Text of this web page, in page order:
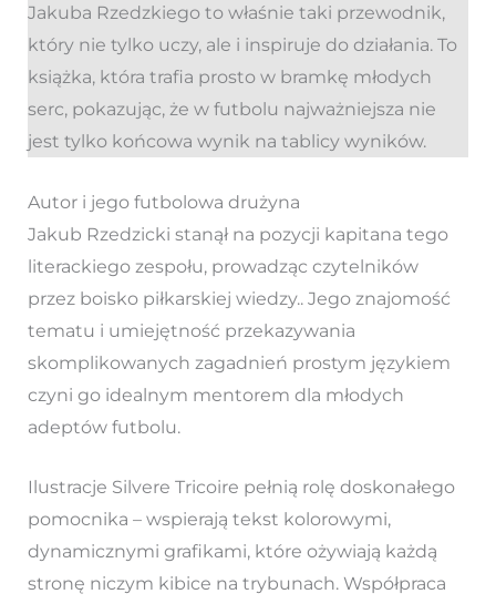
Jakuba Rzedzkiego to właśnie taki przewodnik,
który nie tylko uczy, ale i inspiruje do działania. To
książka, która trafia prosto w bramkę młodych
serc, pokazując, że w futbolu najważniejsza nie
jest tylko końcowa wynik na tablicy wyników.
Autor i jego futbolowa drużyna
Jakub Rzedzicki stanął na pozycji kapitana tego
literackiego zespołu, prowadząc czytelników
przez boisko piłkarskiej wiedzy.. Jego znajomość
tematu i umiejętność przekazywania
skomplikowanych zagadnień prostym językiem
czyni go idealnym mentorem dla młodych
adeptów futbolu.
Ilustracje Silvere Tricoire pełnią rolę doskonałego
pomocnika – wspierają tekst kolorowymi,
dynamicznymi grafikami, które ożywiają każdą
stronę niczym kibice na trybunach. Współpraca